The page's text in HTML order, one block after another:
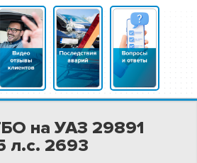
на УАЗ 29891
л.с. 2693